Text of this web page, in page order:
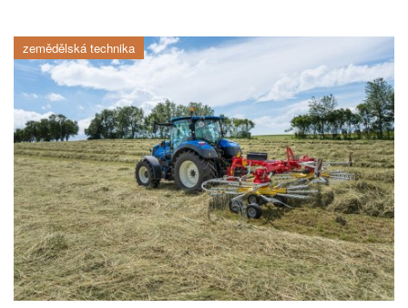
zemědělská technika